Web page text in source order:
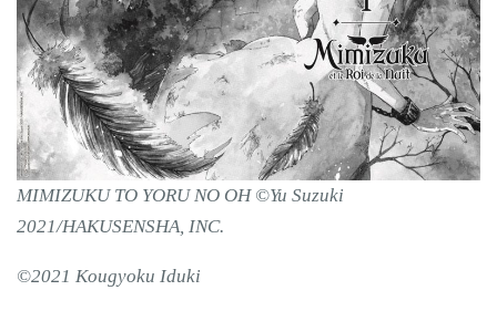
MIMIZUKU TO YORU NO OH ©Yu Suzuki
2021/HAKUSENSHA, INC.
©2021 Kougyoku Iduki